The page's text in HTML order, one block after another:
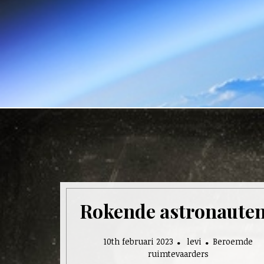
Rokende
10th februari 2023 levi
Beroemde
ruimtevaarders